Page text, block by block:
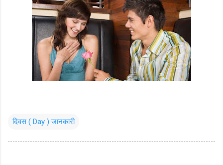
दिवस ( Day ) जानकारी